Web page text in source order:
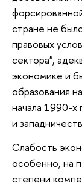
стране не
правовых
сектора",
экономике и
образования
начала 1990-х
и
Слабость
особенно, на
степени